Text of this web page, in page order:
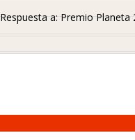
Respuesta a: Premio Planeta